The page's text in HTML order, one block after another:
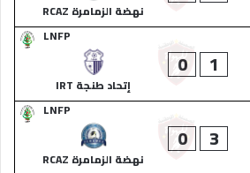
نهضة الزمامرة RCAZ
LNFP
1
0
إتحاد طنجة IRT
LNFP
3
0
نهضة الزمامرة RCAZ